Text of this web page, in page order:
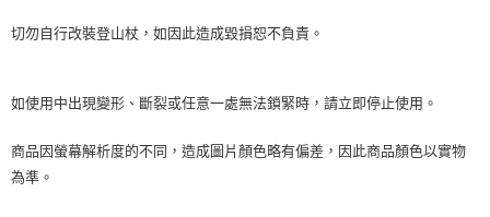
切勿自行改裝登山杖，如因此造成毀損恕不負責。
如使用中出現變形、斷裂或任意一處無法鎖緊時，請立即停止使用。
商品因螢幕解析度的不同，造成圖片顏色略有偏差，因此商品顏色以實物
為準。